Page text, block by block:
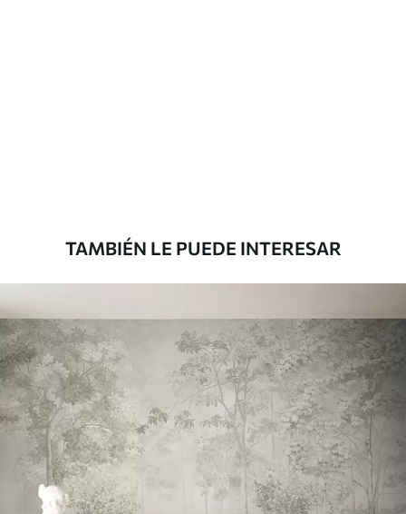
Vinilo Premium
1266.67$760.00/m²
Peel and Stick
1533.33$920.00
TAMBIÉN LE PUEDE INTERESAR